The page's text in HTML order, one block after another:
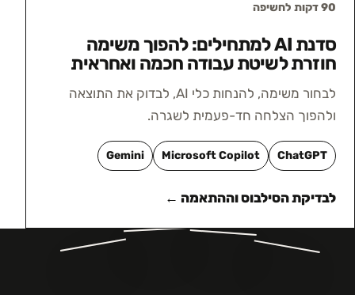
90 דקות לחשיפה
סדנת AI למתחילים: להפוך משימה
חוזרת לשיטת עבודה חכמה ואחראית
לבחור משימה, להנחות כלי AI, לבדוק את התוצאה
ולהפוך הצלחה חד-פעמית לשגרה.
ChatGPT
Microsoft Copilot
Gemini
לבדיקת הסילבוס וההתאמה ←